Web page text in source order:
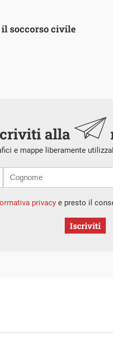
soccorso civile
alla
e mappe liberamente
privacye presto il
Iscriviti